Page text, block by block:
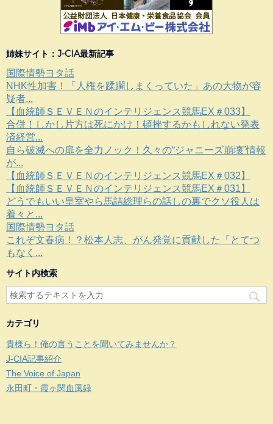
姉妹サイト：J-CIA最新記事
国際情勢ヨタ話
NHK性加害！「人権を蹂躙しまくっていた」あの大物が容
疑者...
【血統師ＳＥＶＥＮのインテリジェンス競馬EX＃033】
合併！しかし片方は死にかけ！頓挫するかもしれない発表
済経営...
自ら破滅への扉を全力ノック！久々の“ジャニーズ崩壊”情報
が...
【血統師ＳＥＶＥＮのインテリジェンス競馬EX＃032】
【血統師ＳＥＶＥＮのインテリジェンス競馬EX＃031】
どうでもいい皇室やら馬詰総理らの話しの裏でクソ役人は
着々と...
国際情勢ヨタ話
これぞ文春病！？松本人志、がん発覚に貢献した「とてつ
もなく...
サイト内検索
カテゴリ
貴様ら！俺の言うことを聞いてみませんか？
J-CIA記事紹介
The Voice of Japan
永田町・霞ヶ関血風録